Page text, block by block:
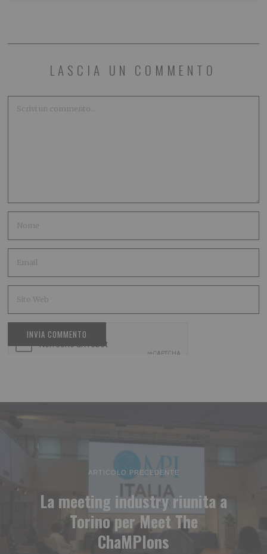
LASCIA UN COMMENTO
ARTICOLO PRECEDENTE
La meeting industry riunita a
Torino per Meet The
ChaMPIons